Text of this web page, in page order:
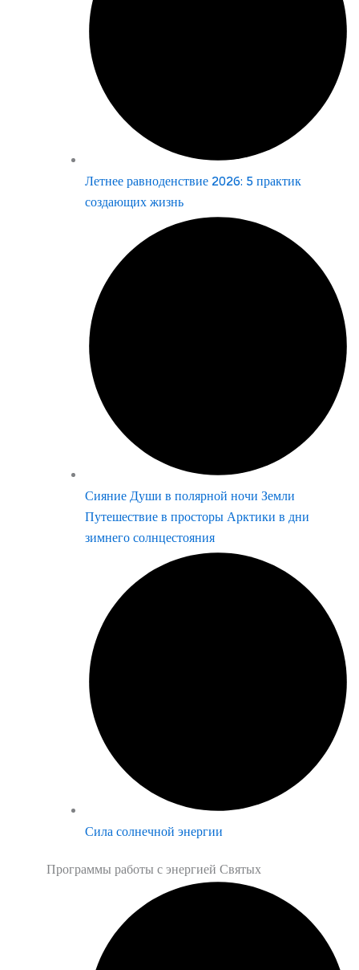
Летнее равноденствие 2026: 5 практик
создающих жизнь
Сияние Души в полярной ночи Земли
Путешествие в просторы Арктики в дни
зимнего солнцестояния
Сила солнечной энергии
Программы работы с энергией Святых